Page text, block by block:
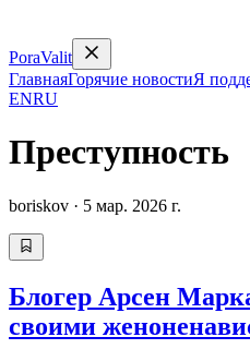
PoraValit
ГлавнаяГорячие новостиЯ
ENRU
Преступность
boriskov · 5 мар. 2026 г.
Блогер Арсен
своими